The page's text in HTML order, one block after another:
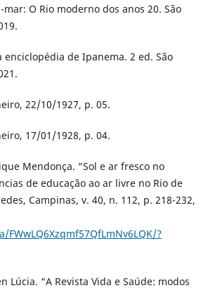
O Rio moderno dos anos 20. São
enciclopédia de Ipanema. 2 ed. São
22/10/1927, p. 05.
17/01/1928, p. 04.
Mendonça. “Sol e ar fresco no
de educação ao ar livre no Rio de
Campinas, v. 40, n. 112, p. 218-232,
?
Lúcia. “A Revista Vida e Saúde: modos